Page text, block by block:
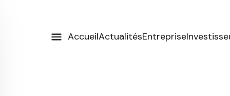
AccueilActualitésEntreprise